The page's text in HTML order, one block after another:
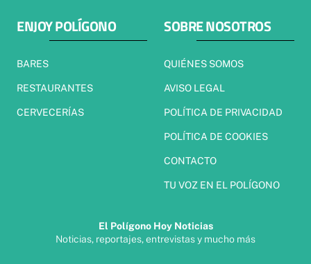
ENJOY POLÍGONO
BARES
RESTAURANTES
CERVECERÍAS
SOBRE NOSOTROS
QUIÉNES SOMOS
AVISO LEGAL
POLÍTICA DE PRIVACIDAD
POLÍTICA DE COOKIES
CONTACTO
TU VOZ EN EL POLÍGONO
El Polígono Hoy Noticias
Noticias, reportajes, entrevistas y mucho más